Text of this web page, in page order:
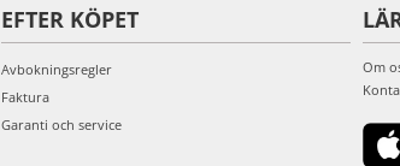
EFTER KÖPET
Avbokningsregler
Faktura
Garanti och service
Om